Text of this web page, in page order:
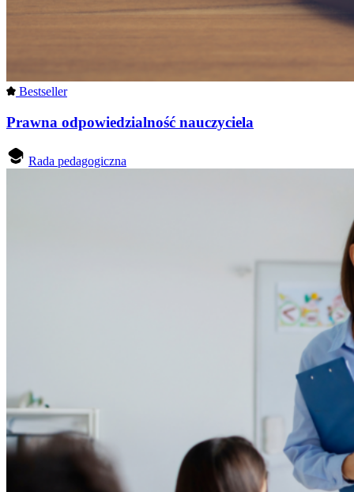
Bestseller
Prawna odpowiedzialność nauczyciela
Rada pedagogiczna